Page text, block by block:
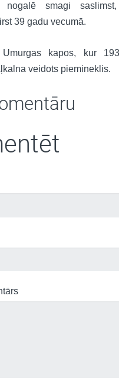
nogalē smagi
39 gadu vecumā.
kapos, kur
veidots piemineklis.